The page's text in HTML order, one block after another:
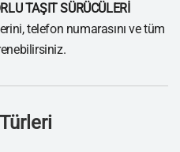
TAŞIT SÜRÜCÜLERİ
telefon numarasını ve tüm